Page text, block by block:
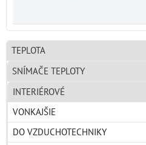
TEPLOTA
SNÍMAČE TEPLOTY
INTERIÉROVÉ
VONKAJŠIE
DO VZDUCHOTECHNIKY